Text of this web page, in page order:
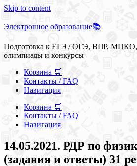
Skip to content
Электронное образование📚
Подготовка к ЕГЭ / ОГЭ, ВПР,
олимпиады и конкурсы
Корзина 🛒
Контакты / FAQ
Навигация
Корзина 🛒
Контакты / FAQ
Навигация
14.05.2021. РДР по
(задания и ответы) 31